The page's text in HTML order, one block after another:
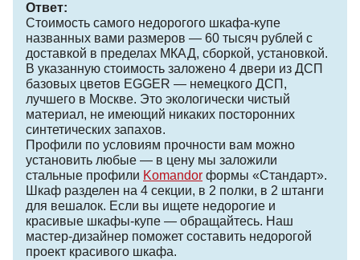
Ответ:
Стоимость самого недорогого шкафа-купе
названных вами размеров — 60 тысяч рублей с
доставкой в пределах МКАД, сборкой, установкой.
В указанную стоимость заложено 4 двери из ДСП
базовых цветов EGGER — немецкого ДСП,
лучшего в Москве. Это экологически чистый
материал, не имеющий никаких посторонних
синтетических запахов.
Профили по условиям прочности вам можно
установить любые — в цену мы заложили
стальные профили Komandor формы «Стандарт».
Шкаф разделен на 4 секции, в 2 полки, в 2 штанги
для вешалок. Если вы ищете недорогие и
красивые шкафы-купе — обращайтесь. Наш
мастер-дизайнер поможет составить недорогой
проект красивого шкафа.